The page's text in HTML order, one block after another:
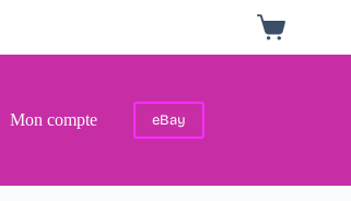
Panier
d’achat
Mon compte eBay